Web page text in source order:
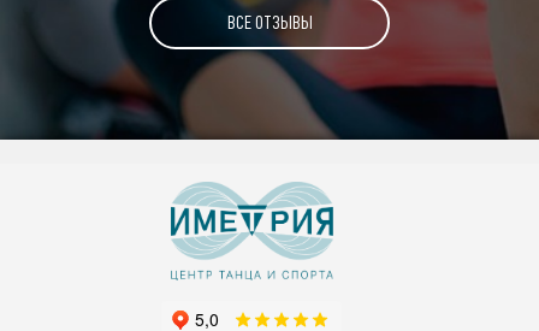
ВСЕ ОТЗЫВЫ